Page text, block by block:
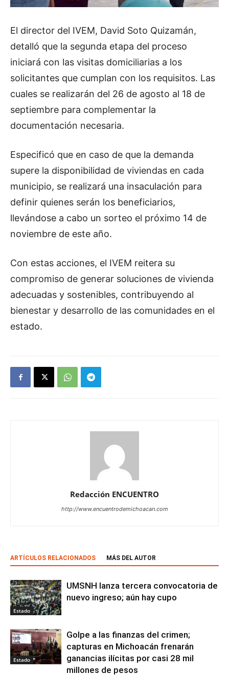
El director del IVEM, David Soto Quizamán,
detalló que la segunda etapa del proceso
iniciará con las visitas domiciliarias a los
solicitantes que cumplan con los requisitos. Las
cuales se realizarán del 26 de agosto al 18 de
septiembre para complementar la
documentación necesaria.
Especificó que en caso de que la demanda
supere la disponibilidad de viviendas en cada
municipio, se realizará una insaculación para
definir quienes serán los beneficiarios,
llevándose a cabo un sorteo el próximo 14 de
noviembre de este año.
Con estas acciones, el IVEM reitera su
compromiso de generar soluciones de vivienda
adecuadas y sostenibles, contribuyendo al
bienestar y desarrollo de las comunidades en el
estado.
Redacción ENCUENTRO
http://www.encuentrodemichoacan.com
ARTÍCULOS RELACIONADOS MÁS DEL AUTOR
Estado
UMSNH lanza tercera convocatoria de
nuevo ingreso; aún hay cupo
Estado
Golpe a las finanzas del crimen;
capturas en Michoacán frenarán
ganancias ilícitas por casi 28 mil
millones de pesos